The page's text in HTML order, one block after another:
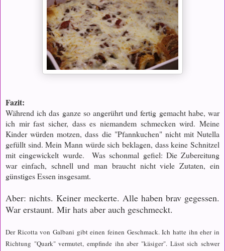
Fazit:
Während ich das ganze so angerührt und fertig gemacht habe, war
ich mir fast sicher, dass es niemandem schmecken wird. Meine
Kinder würden motzen, dass die "Pfannkuchen" nicht mit Nutella
gefüllt sind. Mein Mann würde sich beklagen, dass keine Schnitzel
mit eingewickelt wurde. Was schonmal gefiel: Die Zubereitung
war einfach, schnell und man braucht nicht viele Zutaten, ein
günstiges Essen insgesamt.
Aber: nichts. Keiner meckerte. Alle haben brav gegessen.
War erstaunt. Mir hats aber auch geschmeckt.
Der Ricotta von Galbani gibt einen feinen Geschmack. Ich hatte ihn eher in
Richtung "Quark" vermutet, empfinde ihn aber "käsiger". Lässt sich schwer